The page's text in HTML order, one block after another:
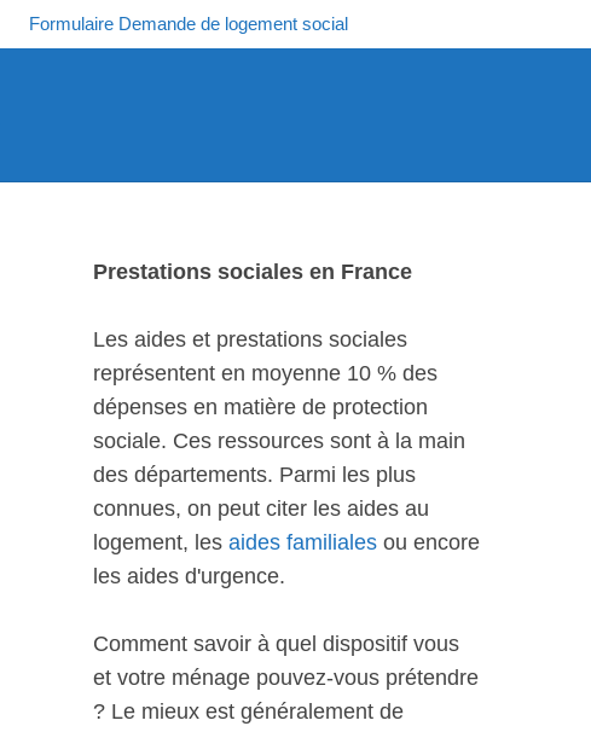
Formulaire Demande de logement social
Prestations sociales en France
Les aides et prestations sociales
représentent en moyenne 10 % des
dépenses en matière de protection
sociale. Ces ressources sont à la main
des départements. Parmi les plus
connues, on peut citer les aides au
logement, les aides familiales ou encore
les aides d'urgence.
Comment savoir à quel dispositif vous
et votre ménage pouvez-vous prétendre
? Le mieux est généralement de